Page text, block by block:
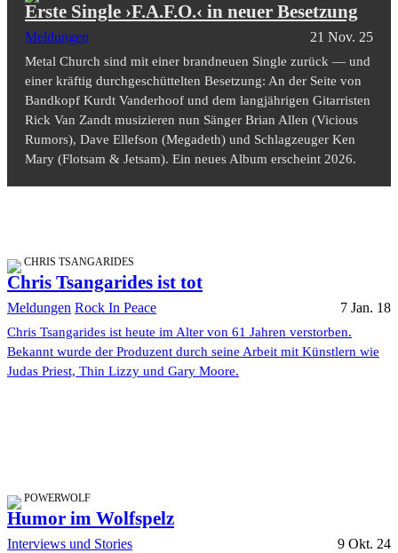
Erste Single ›F.A.F.O.‹ in neuer Besetzung
Meldungen 21 Nov. 25
Metal Church sind mit einer brandneuen Single zurück — und
einer kräftig durchgeschüttelten Besetzung: An der Seite von
Bandkopf Kurdt Vanderhoof und dem langjährigen Gitarristen
Rick Van Zandt musizieren nun Sänger Brian Allen (Vicious
Rumors), Dave Ellefson (Megadeth) und Schlagzeuger Ken
Mary (Flotsam & Jetsam). Ein neues Album erscheint 2026.
CHRIS TSANGARIDES
Chris Tsangarides ist tot
Meldungen Rock In Peace 7 Jan. 18
Chris Tsangarides ist heute im Alter von 61 Jahren verstorben.
Bekannt wurde der Produzent durch seine Arbeit mit Künstlern wie
Judas Priest, Thin Lizzy und Gary Moore.
POWERWOLF
Humor im Wolfspelz
Interviews und Stories 9 Okt. 24